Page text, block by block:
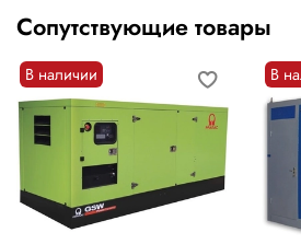
Сопутствующие товары
В наличии В